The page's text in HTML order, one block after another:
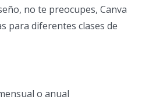
no te preocupes, Canva
para diferentes clases de
o anual